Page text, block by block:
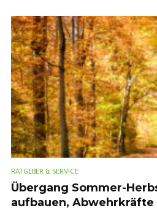
RATGEBER & SERVICE
Übergang Sommer-
aufbauen,